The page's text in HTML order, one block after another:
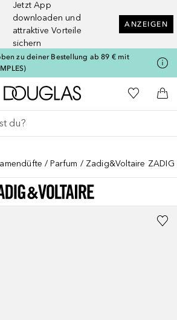
Jetzt App
downloaden und
attraktive Vorteile
sichern
ANZEIGEN
zu deiner Bestellung ab 89 € mit
Zur Douglas Startseite
Zu Meiner
Parfum Zadig&Voltaire ZADIG